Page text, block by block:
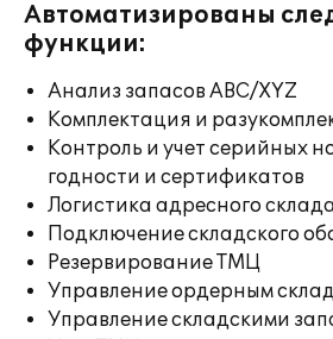
Автоматизированы
функции:
Анализ запасов ABC/XYZ
Комплектация и
Контроль и учет серийных
годности и сертификатов
Логистика адресного склада
Подключение складского
Резервирование ТМЦ
Управление ордерным
Управление складскими